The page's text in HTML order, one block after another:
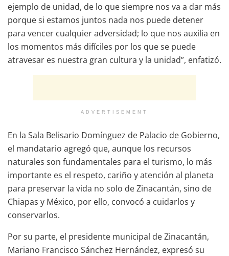
ejemplo de unidad, de lo que siempre nos va a dar más
porque si estamos juntos nada nos puede detener
para vencer cualquier adversidad; lo que nos auxilia en
los momentos más difíciles por los que se puede
atravesar es nuestra gran cultura y la unidad”, enfatizó.
ADVERTISEMENT
En la Sala Belisario Domínguez de Palacio de Gobierno,
el mandatario agregó que, aunque los recursos
naturales son fundamentales para el turismo, lo más
importante es el respeto, cariño y atención al planeta
para preservar la vida no solo de Zinacantán, sino de
Chiapas y México, por ello, convocó a cuidarlos y
conservarlos.
Por su parte, el presidente municipal de Zinacantán,
Mariano Francisco Sánchez Hernández, expresó su